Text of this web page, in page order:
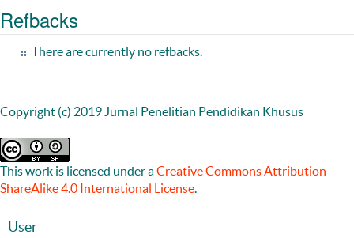
Refbacks
There are currently no refbacks.
Copyright (c) 2019 Jurnal Penelitian Pendidikan Khusus
This work is licensed under aCreative Commons Attribution-
ShareAlike 4.0 International License.
User